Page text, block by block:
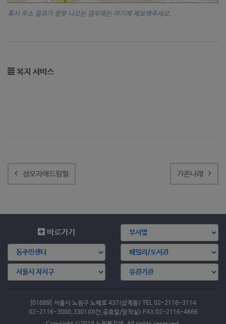
혹시 주소 결과가 잘못 나오는 경우에는 여기에 제보해주세요.
복지 서비스
내
비 성모자애드림힐 가온나래
바로가기
[01689] 서울시 노원구 노해로 437(상계동) TEL 02-2116-3114
02-2116-3000,3301(야간,공휴일/당직실) FAX 02-2116-4666